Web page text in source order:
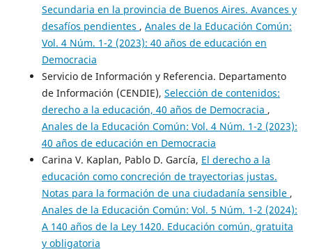
Secundaria en la provincia de Buenos Aires. Avances y
desafíos pendientes , Anales de la Educación Común:
Vol. 4 Núm. 1-2 (2023): 40 años de educación en
Democracia
Servicio de Información y Referencia. Departamento
de Información (CENDIE), Selección de contenidos:
derecho a la educación, 40 años de Democracia ,
Anales de la Educación Común: Vol. 4 Núm. 1-2 (2023):
40 años de educación en Democracia
Carina V. Kaplan, Pablo D. García, El derecho a la
educación como concreción de trayectorias justas.
Notas para la formación de una ciudadanía sensible ,
Anales de la Educación Común: Vol. 5 Núm. 1-2 (2024):
A 140 años de la Ley 1420. Educación común, gratuita
y obligatoria